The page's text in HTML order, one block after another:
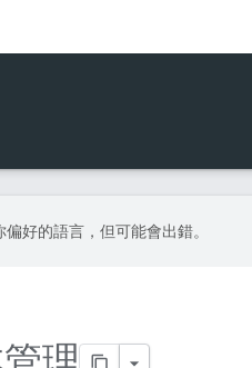
好的語言，但可能會出錯。